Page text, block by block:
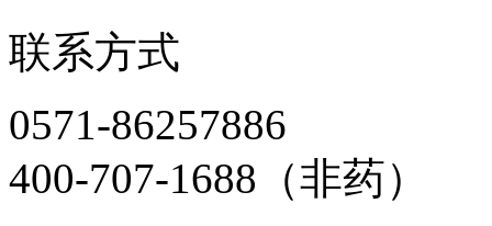
联系方式
0571-86257886
400-707-1688（非药）